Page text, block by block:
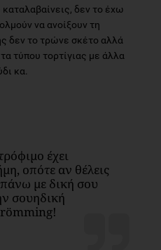
δεν το έχω
να ανοίξουν τη
δεν το τρώνε σκέτο αλλά
τύπου τορτίγιας με άλλα
κα.
έχει
οπότε αν θέλεις
με δική σου
σουηδική